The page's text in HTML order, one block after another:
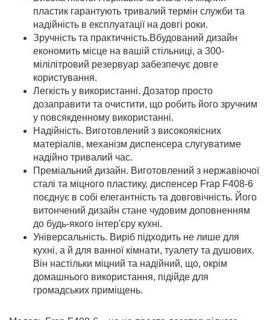
пластик гарантують тривалий термін служби та
надійність в експлуатації на довгі роки.
Зручність та практичність.Вбудований дизайн
економить місце на вашій стільниці, а 300-
мілілітровий резервуар забезпечує довге
користування.
Легкість у використанні. Дозатор просто
дозаправити та очистити, що робить його зручним
у повсякденному використанні.
Надійність. Виготовлений з високоякісних
матеріалів, механізм диспенсера слугуватиме
надійно тривалий час.
Преміальний дизайн. Виготовлений з нержавіючої
сталі та міцного пластику, диспенсер Frap F408-6
поєднує в собі елегантність та довговічність. Його
витончений дизайн стане чудовим доповненням
до будь-якого інтер'єру кухні.
Універсальність. Виріб підходить не лише для
кухні, а й для ванної кімнати, туалету та душових.
Він настільки міцний та надійний, що, окрім
домашнього використання, підійде для
громадських приміщень.